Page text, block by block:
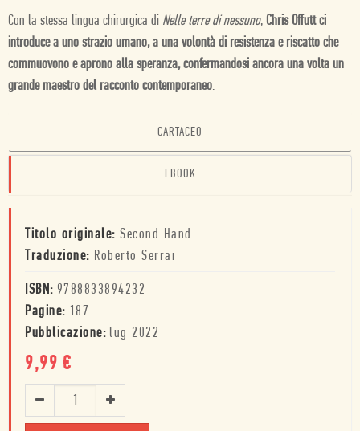
Con la stessa lingua chirurgica di Nelle terre di nessuno, Chris Offutt ci
introduce a uno strazio umano, a una volontà di resistenza e riscatto che
commuovono e aprono alla speranza, confermandosi ancora una volta un
grande maestro del racconto contemporaneo.
CARTACEO
EBOOK
Titolo originale: Second Hand
Traduzione: Roberto Serrai
ISBN: 9788833894232
Pagine: 187
Pubblicazione: lug 2022
9,99 €